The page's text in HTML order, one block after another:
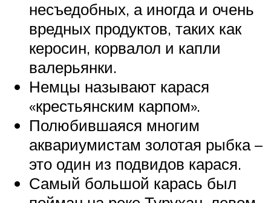
несъедобных, а иногда и очень
вредных продуктов, таких как
керосин, корвалол и капли
валерьянки.
Немцы называют карася
«крестьянским карпом».
Полюбившаяся многим
аквариумистам золотая рыбка –
это один из подвидов карася.
Самый большой карась был